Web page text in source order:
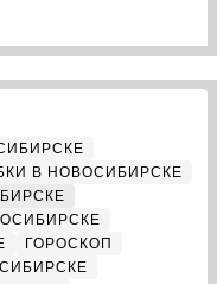
В НОВОСИБИРСКЕ
ГОРОСКОП